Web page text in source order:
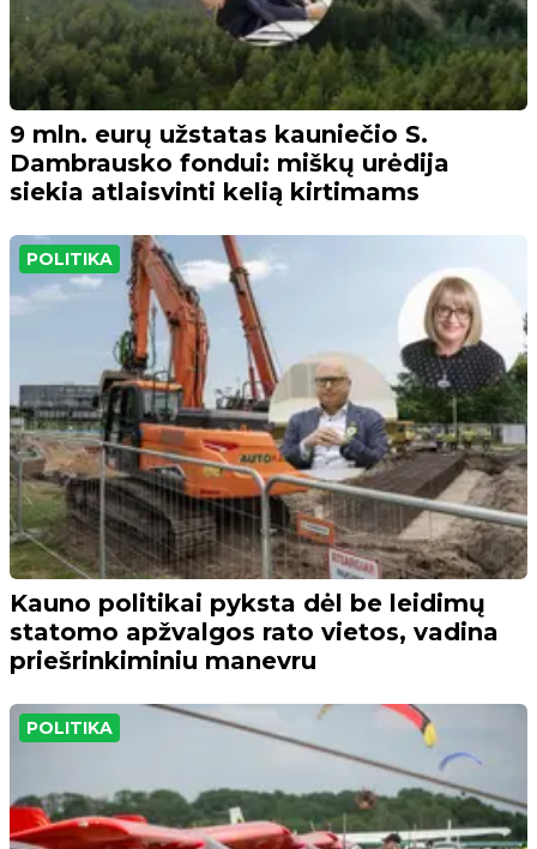
9 mln. eurų užstatas kauniečio S.
Dambrausko fondui: miškų urėdija
siekia atlaisvinti kelią kirtimams
POLITIKA
Kauno politikai pyksta dėl be leidimų
statomo apžvalgos rato vietos, vadina
priešrinkiminiu manevru
POLITIKA